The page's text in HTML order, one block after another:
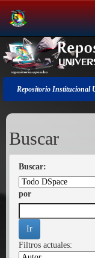
Salir
de
la
navegación
Repositorio Institucional
Buscar
Buscar:
por
Filtros actuales: